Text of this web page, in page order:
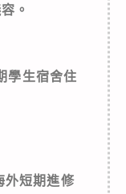
。
學生宿舍住
外短期進修